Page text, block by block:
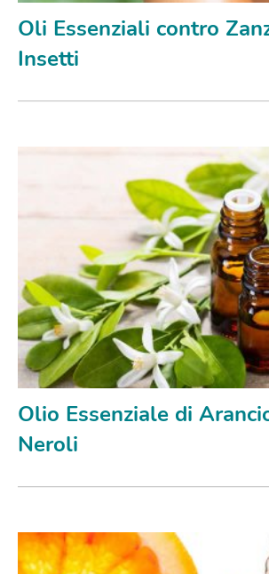
Oli Essenziali contro
Insetti
Olio Essenziale di
Neroli